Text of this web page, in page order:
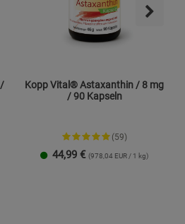
Kopp Vital® Astaxanthin / 8 mg
/ 90 Kapseln
(59)
44,99 € (978,04 EUR / 1 kg)